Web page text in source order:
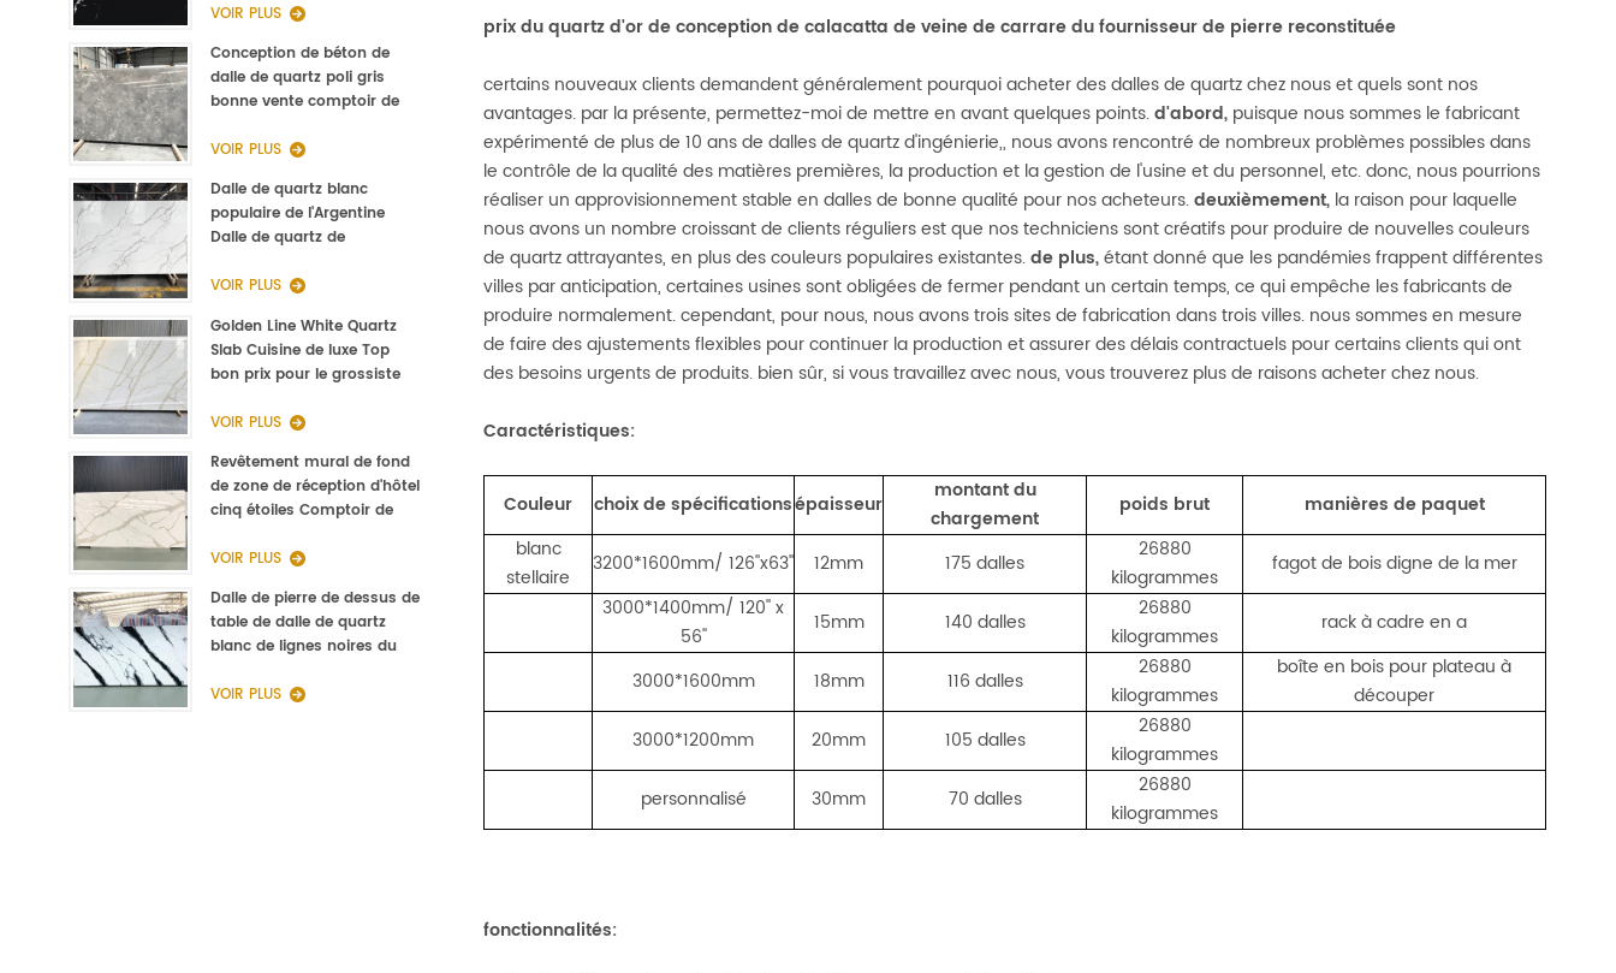
prix du quartz d'or de conception de calacatta de veine de carrare du fournisseur de pierre reconstituée
certains nouveaux clients demandent généralement pourquoi acheter des dalles de quartz chez nous et quels sont nos
avantages. par la présente, permettez-moi de mettre en avant quelques points.d'abord, puisque nous sommes le fabricant
expérimenté de plus de 10 ans de dalles de quartz d'ingénierie,, nous avons rencontré de nombreux problèmes possibles dans
le contrôle de la qualité des matières premières, la production et la gestion de l'usine et du personnel, etc. donc, nous pourrions
réaliser un approvisionnement stable en dalles de bonne qualité pour nos acheteurs.deuxièmement, la raison pour laquelle
nous avons un nombre croissant de clients réguliers est que nos techniciens sont créatifs pour produire de nouvelles couleurs
de quartz attrayantes, en plus des couleurs populaires existantes.de plus,étant donné que les pandémies frappent différentes
villes par anticipation, certaines usines sont obligées de fermer pendant un certain temps, ce qui empêche les fabricants de
produire normalement. cependant, pour nous, nous avons trois sites de fabrication dans trois villes. nous sommes en mesure
de faire des ajustements flexibles pour continuer la production et assurer des délais contractuels pour certains clients qui ont
des besoins urgents de produits. bien sûr, si vous travaillez avec nous, vous trouverez plus de raisons acheter chez nous.
Caractéristiques:
Couleur choix de spécificationsépaisseur
montant du
chargement
poids brut
manières de paquet
blanc
stellaire
3200*1600mm/ 126''x63'' 12mm 175 dalles
26880
kilogrammes
fagot de bois digne de la mer
3000*1400mm/ 120'' x
56''
15mm 140 dalles
26880
kilogrammes
rack à cadre en a
3000*1600mm 18mm 116 dalles
26880
kilogrammes
boîte en bois pour plateau à
découper
3000*1200mm
20mm 105 dalles
26880
kilogrammes
personnalisé
30mm 70 dalles
26880
kilogrammes
fonctionnalités:
VOIR PLUS
Conception de béton de
dalle de quartz poli gris
bonne vente comptoir de
VOIR PLUS
Dalle de quartz blanc
populaire de l'Argentine
Dalle de quartz de
3000 * 1400 * 20mm
VOIR PLUS
Golden Line White Quartz
Slab Cuisine de luxe Top
bon prix pour le grossiste
VOIR PLUS
Revêtement mural de fond
de zone de réception d'hôtel
cinq étoiles Comptoir de
VOIR PLUS
Dalle de pierre de dessus de
table de dalle de quartz
blanc de lignes noires du
VOIR PLUS